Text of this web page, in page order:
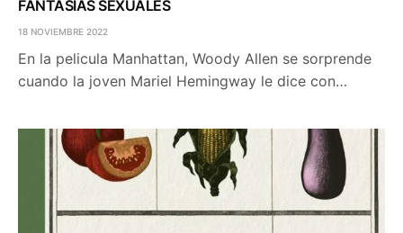
FANTASÍAS SEXUALES
18 NOVIEMBRE 2022
En la pelicula Manhattan, Woody Allen se sorprende
cuando la joven Mariel Hemingway le dice con…